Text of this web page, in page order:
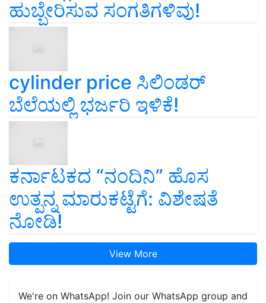
ಹುಬ್ಬೇರಿಸುವ ಸಂಗತಿಗಳಿವು!
cylinder price ಸಿಲಿಂಡರ್‌
ಬೆಲೆಯಲ್ಲಿ ಭರ್ಜರಿ ಇಳಿಕೆ!
ಕರ್ನಾಟಕದ “ನಂದಿನಿ” ಹೊಸ
ಉತ್ಪನ್ನ ಮಾರುಕಟ್ಟೆಗೆ: ವಿಶೇಷತೆ
ನೋಡಿ!
View More
We're on WhatsApp! Join our WhatsApp group and